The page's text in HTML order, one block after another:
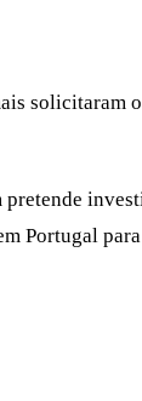
solicitaram
Portugal